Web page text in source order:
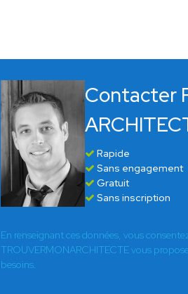
Contacter
Rapide
Sans engagement
Gratuit
Sans inscription
En renseignant ces données, vous
TROUVERMONARCHITECTE vous
besoins.